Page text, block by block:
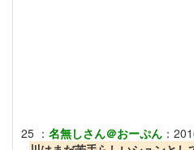
25 ： 名無しさん＠おーぷん ：